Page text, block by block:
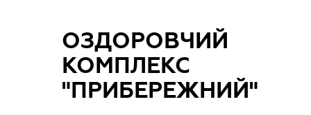
ОЗДОРОВЧИЙ
КОМПЛЕКС
"ПРИБЕРЕЖНИЙ"